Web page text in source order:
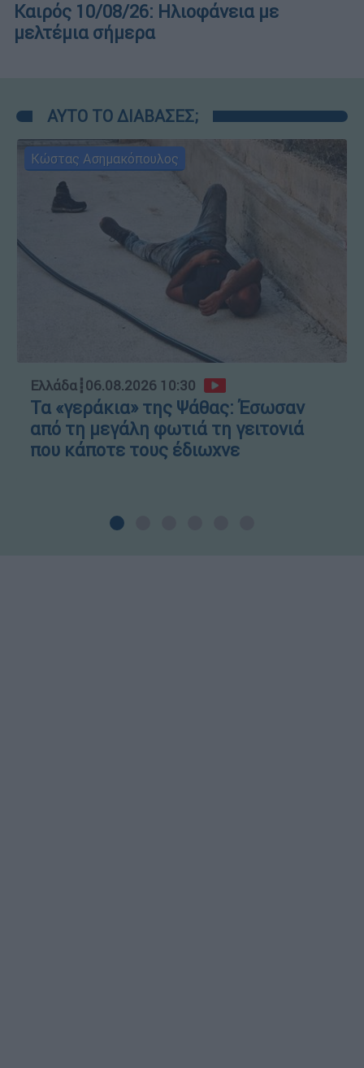
Καιρός 10/08/26: Ηλιοφάνεια με
μελτέμια σήμερα
ΑΥΤΟ ΤΟ ΔΙΑΒΑΣΕΣ;
Κώστας Ασημακόπουλος
Ελλάδα┋06.08.2026 10:30
Τα «γεράκια» της Ψάθας: Έσωσαν
από τη μεγάλη φωτιά τη γειτονιά
που κάποτε τους έδιωχνε